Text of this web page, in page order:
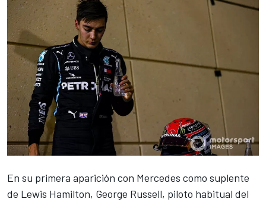
En su primera aparición con Mercedes como suplente
de Lewis Hamilton, George Russell, piloto habitual del